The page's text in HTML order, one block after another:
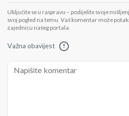
Uključite se u raspravu – podijelite svoje
svoj pogled na temu. Vaš komentar može
zajednicu našeg portala.
Važna obavijest !